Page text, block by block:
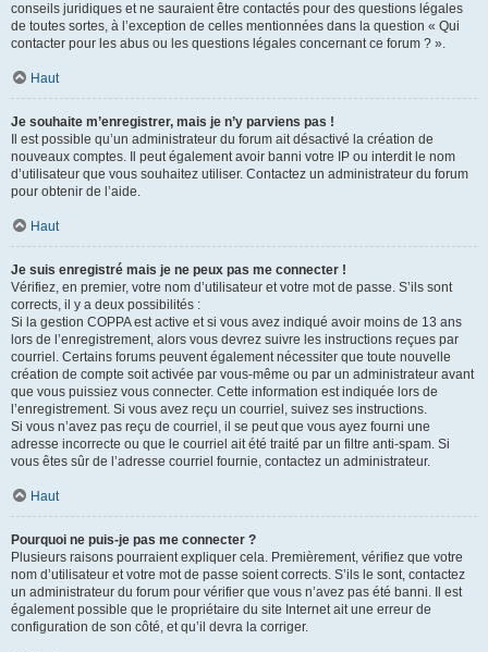
conseils juridiques et ne sauraient être contactés pour des questions légales
de toutes sortes, à l’exception de celles mentionnées dans la question « Qui
contacter pour les abus ou les questions légales concernant ce forum ? ».
Haut
Je souhaite m’enregistrer, mais je n’y parviens pas !
Il est possible qu’un administrateur du forum ait désactivé la création de
nouveaux comptes. Il peut également avoir banni votre IP ou interdit le nom
d’utilisateur que vous souhaitez utiliser. Contactez un administrateur du forum
pour obtenir de l’aide.
Haut
Je suis enregistré mais je ne peux pas me connecter !
Vérifiez, en premier, votre nom d’utilisateur et votre mot de passe. S’ils sont
corrects, il y a deux possibilités :
Si la gestion COPPA est active et si vous avez indiqué avoir moins de 13 ans
lors de l’enregistrement, alors vous devrez suivre les instructions reçues par
courriel. Certains forums peuvent également nécessiter que toute nouvelle
création de compte soit activée par vous-même ou par un administrateur avant
que vous puissiez vous connecter. Cette information est indiquée lors de
l’enregistrement. Si vous avez reçu un courriel, suivez ses instructions.
Si vous n’avez pas reçu de courriel, il se peut que vous ayez fourni une
adresse incorrecte ou que le courriel ait été traité par un filtre anti-spam. Si
vous êtes sûr de l’adresse courriel fournie, contactez un administrateur.
Haut
Pourquoi ne puis-je pas me connecter ?
Plusieurs raisons pourraient expliquer cela. Premièrement, vérifiez que votre
nom d’utilisateur et votre mot de passe soient corrects. S’ils le sont, contactez
un administrateur du forum pour vérifier que vous n’avez pas été banni. Il est
également possible que le propriétaire du site Internet ait une erreur de
configuration de son côté, et qu’il devra la corriger.